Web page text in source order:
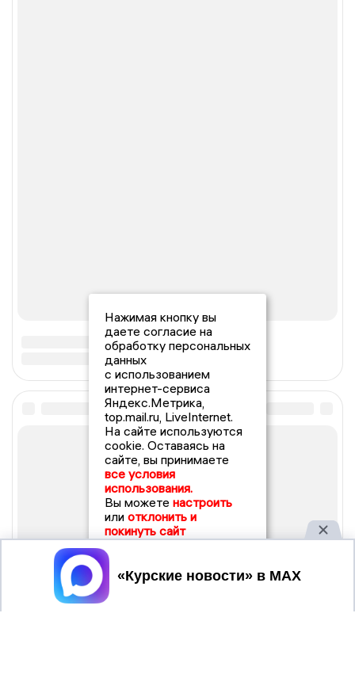
Нажимая кнопку вы
даете согласие на
обработку персональных
данных
с использованием
интернет-сервиса
Яндекс.Метрика,
top.mail.ru, LiveInternet.
На сайте используются
cookie. Оставаясь на
сайте, вы принимаете
все условия
использования.
Вы можете настроить
или отклонить и
покинуть сайт
Принять